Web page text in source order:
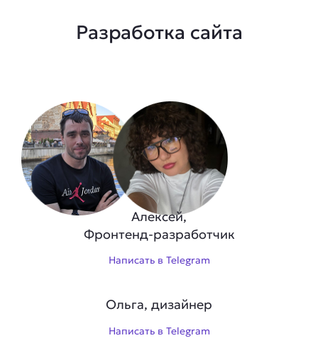
Разработка сайта
Алексей,
Фронтенд-разработчик
Написать в Telegram
Ольга, дизайнер
Написать в Telegram